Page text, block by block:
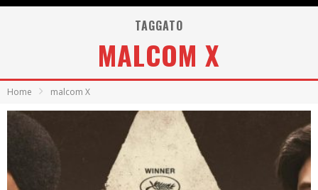
TAGGATO
MALCOM X
Home malcom X